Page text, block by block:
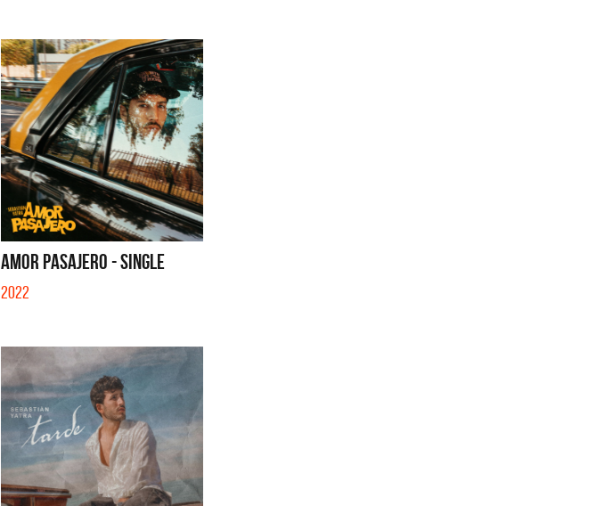
AMOR PASAJERO - SINGLE
2022